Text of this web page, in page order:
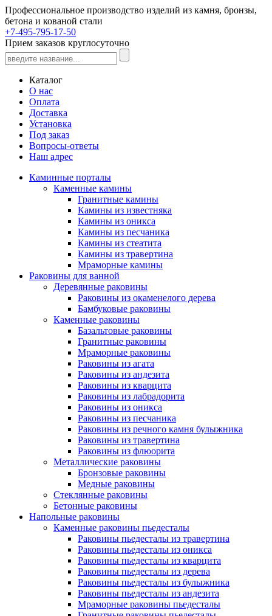
Профессиональное производство изделий из камня, бронзы,
бетона и кованой стали
+7-495-795-17-50
Прием заказов круглосуточно
Каталог
О нас
Оплата
Доставка
Установка
Под заказ
Вопросы-ответы
Наш адрес
Каминные порталы
Каменные камины
Гранитные камины
Камины из известняка
Камины из оникса
Камины из песчаника
Камины из стеатита
Камины из травертина
Мраморные камины
Раковины для ванной
Деревянные раковины
Раковины из окаменелого дерева
Бамбуковые раковины
Каменные раковины
Базальтовые раковины
Гранитные раковины
Мраморные раковины
Раковины из агата
Раковины из андезита
Раковины из кварцита
Раковины из лабрадорита
Раковины из оникса
Раковины из песчаника
Раковины из речного камня булыжника
Раковины из травертина
Раковины из флюорита
Металлические раковины
Бронзовые раковины
Медные раковины
Стеклянные раковины
Бетонные раковины
Напольные раковины
Каменные раковины пьедесталы
Раковины пьедесталы из травертина
Раковины пьедесталы из оникса
Раковины пьедесталы из кварцита
Раковины пьедесталы из дерева
Раковины пьедесталы из булыжника
Раковины пьедесталы из андезита
Мраморные раковины пьедесталы